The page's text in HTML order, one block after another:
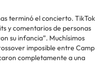
terminó el concierto. TikTok
y comentarios de personas
su infancia”. Muchísimos
imposible entre Camp
completamente a una